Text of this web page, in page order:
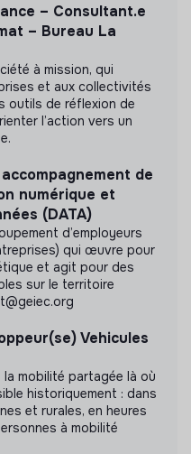
– Consultant.e
– Bureau La
à mission, qui
et aux collectivités
outils de réflexion de
l’action vers un
de
numérique et
(DATA)
d’employeurs
qui œuvre pour
et agit pour des
sur le territoire
Vehicules
mobilité partagée là où
historiquement : dans
et rurales, en heures
à mobilité